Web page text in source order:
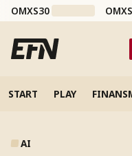
OMXS30
START PLAY
AI